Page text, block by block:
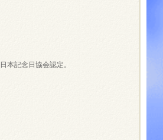
本記念日協会認定。